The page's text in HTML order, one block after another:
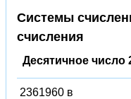
Системы
счисления
Десятичное число
2361960 в